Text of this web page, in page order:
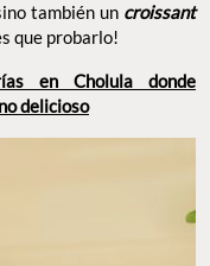
también un croissant
que probarlo!
en Cholula donde
delicioso